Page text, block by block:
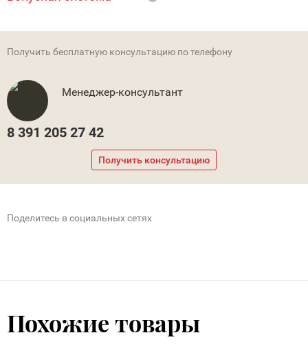
Получить бесплатную консультацию по телефону
Менеджер-консультант
8 391 205 27 42
Получить консультацию
Поделитесь в социальных сетях
Похожие товары